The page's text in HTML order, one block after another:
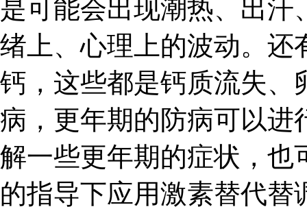
是可能会出现潮热、出
绪上、心理上的波动。还
钙，这些都是钙质流失、
病，更年期的防病可以进
解一些更年期的症状，也
的指导下应用激素替代替